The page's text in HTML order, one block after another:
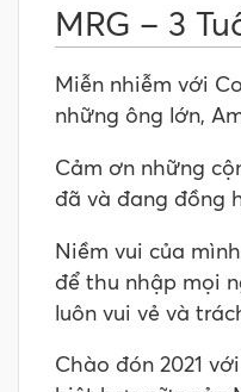
MRG – 3
Miễn nhiễm với
những ông lớn,
Cảm ơn những
đã và đang đồng
Niềm vui của
để thu nhập mọi
luôn vui vẻ và
Chào đón 2021